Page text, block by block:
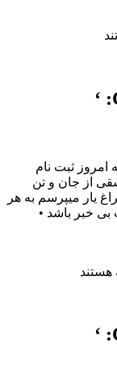
ثبت نام
از جان و تن
یار میپرسم به هر
خبر باشد •
هستند